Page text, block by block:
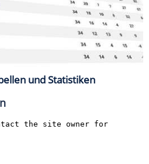
und Statistiken